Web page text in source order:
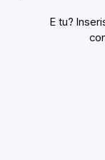
E tu?